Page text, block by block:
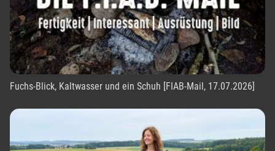
Fuchs-Blick, Kaltwasser und ein Schuh [FIAB-Mail, 17.07.2026]